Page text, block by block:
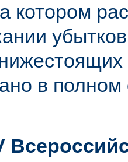
котором
в